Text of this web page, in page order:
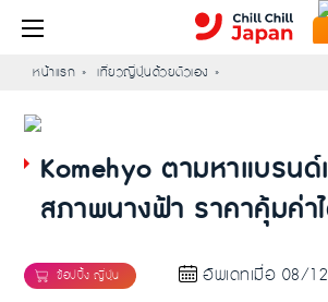
หน้าแรก เที่ยวญี่ปุ่นด้วยตัวเอง
Komehyo ตามหาแบรน
สภาพนางฟ้า ราคาคุ้มค่า
อัพเดทเมื่อ 08/